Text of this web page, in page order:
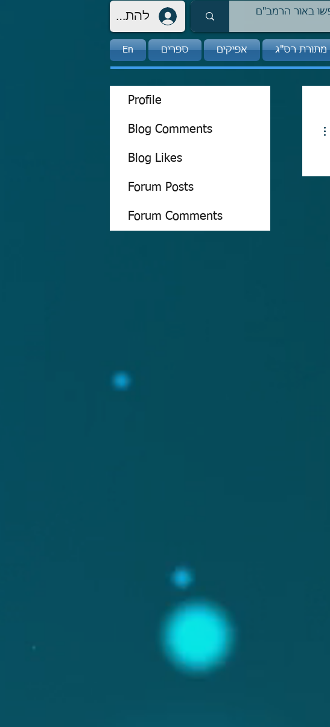
להתחברות
מתורת רס"ג אפיקים ספרים En
Profile
Blog Comments
Blog Likes
Forum Posts
Forum Comments